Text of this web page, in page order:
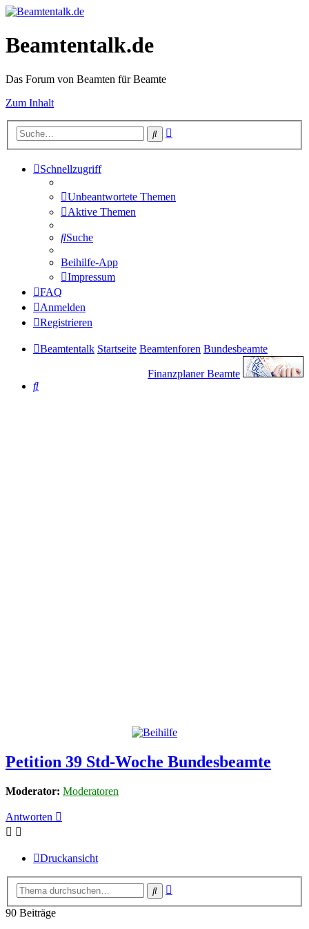
Beamtentalk.de
Das Forum von Beamten für Beamte
Zum Inhalt
Suche
Schnellzugriff
Unbeantwortete Themen
Aktive Themen
Suche
Beihilfe-App
Impressum
FAQ
Anmelden
Registrieren
Beamtentalk Startseite Beamtenforen Bundesbeamte
Finanzplaner Beamte
Suche
Petition 39 Std-Woche Bundesbeamte
Moderator: Moderatoren
Antworten
Druckansicht
Suche
90 Beiträge